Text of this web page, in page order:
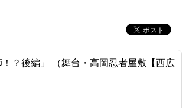
？後編」 （舞台・高岡忍者屋敷【西広